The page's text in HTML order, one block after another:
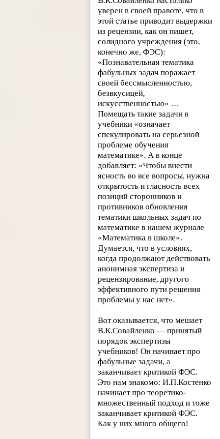
уверен в своей правоте, что в
этой статье приводит выдержки
из рецензии, как он пишет,
солидного учреждения (это,
конечно же, ФЭС):
«Познавательная тематика
фабульных задач поражает
своей бессмысленностью,
безвкусицей,
искусственностью» …
Помещать такие задачи в
учебники «означает
спекулировать на серьезной
проблеме обучения
математике». А в конце
добавляет: «Чтобы внести
ясность во все вопросы, нужна
открытость и гласность всех
позиций сторонников и
противников обновления
тематики школьных задач по
математике в нашем журнале
«Математика в школе».
Думается, что в условиях,
когда продолжают действовать
анонимная экспертиза и
рецензирование, другого
эффективного пути решения
проблемы у нас нет».
Вот оказывается, что мешает
В.К.Совайленко — принятый
порядок экспертизы
учебников! Он начинает про
фабульные задачи, а
заканчивает критикой ФЭС.
Это нам знакомо: И.П.Костенко
начинает про теоретико-
множественный подход и тоже
заканчивает критикой ФЭС.
Как у них много общего!